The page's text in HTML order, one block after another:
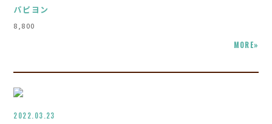
パピヨン
8,800
MORE»
2022.03.23